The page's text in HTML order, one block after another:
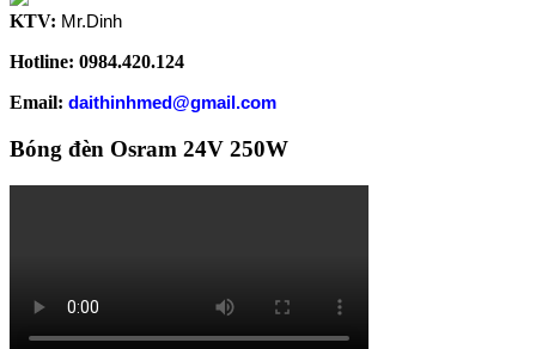
KTV: Mr.Dinh
Hotline: 0984.420.124
Email: daithinhmed@gmail.com
Bóng đèn Osram 24V 250W